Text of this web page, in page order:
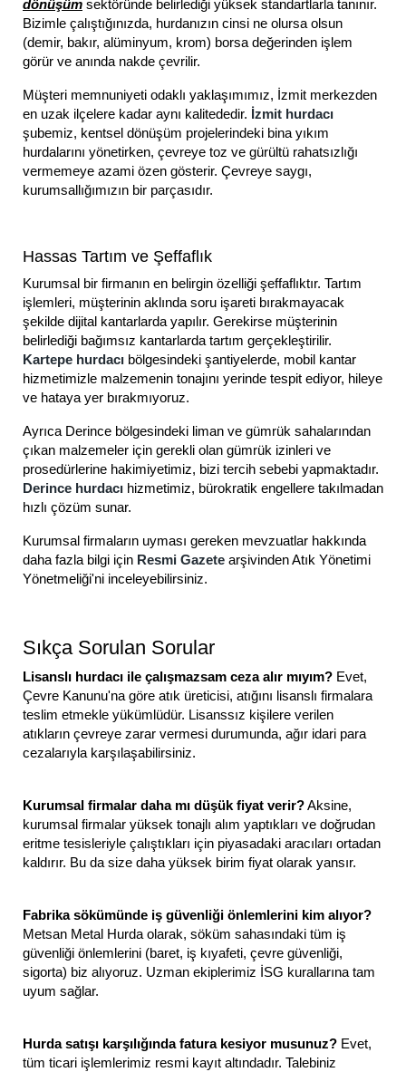
dönüşüm sektöründe belirlediği yüksek standartlarla tanınır.
Bizimle çalıştığınızda, hurdanızın cinsi ne olursa olsun
(demir, bakır, alüminyum, krom) borsa değerinden işlem
görür ve anında nakde çevrilir.
Müşteri memnuniyeti odaklı yaklaşımımız, İzmit merkezden
en uzak ilçelere kadar aynı kalitededir. İzmit hurdacı
şubemiz, kentsel dönüşüm projelerindeki bina yıkım
hurdalarını yönetirken, çevreye toz ve gürültü rahatsızlığı
vermemeye azami özen gösterir. Çevreye saygı,
kurumsallığımızın bir parçasıdır.
Hassas Tartım ve Şeffaflık
Kurumsal bir firmanın en belirgin özelliği şeffaflıktır. Tartım
işlemleri, müşterinin aklında soru işareti bırakmayacak
şekilde dijital kantarlarda yapılır. Gerekirse müşterinin
belirlediği bağımsız kantarlarda tartım gerçekleştirilir.
Kartepe hurdacı bölgesindeki şantiyelerde, mobil kantar
hizmetimizle malzemenin tonajını yerinde tespit ediyor, hileye
ve hataya yer bırakmıyoruz.
Ayrıca Derince bölgesindeki liman ve gümrük sahalarından
çıkan malzemeler için gerekli olan gümrük izinleri ve
prosedürlerine hakimiyetimiz, bizi tercih sebebi yapmaktadır.
Derince hurdacı hizmetimiz, bürokratik engellere takılmadan
hızlı çözüm sunar.
Kurumsal firmaların uyması gereken mevzuatlar hakkında
daha fazla bilgi için Resmi Gazete arşivinden Atık Yönetimi
Yönetmeliği'ni inceleyebilirsiniz.
Sıkça Sorulan Sorular
Lisanslı hurdacı ile çalışmazsam ceza alır mıyım? Evet,
Çevre Kanunu'na göre atık üreticisi, atığını lisanslı firmalara
teslim etmekle yükümlüdür. Lisanssız kişilere verilen
atıkların çevreye zarar vermesi durumunda, ağır idari para
cezalarıyla karşılaşabilirsiniz.
Kurumsal firmalar daha mı düşük fiyat verir?Aksine,
kurumsal firmalar yüksek tonajlı alım yaptıkları ve doğrudan
eritme tesisleriyle çalıştıkları için piyasadaki aracıları ortadan
kaldırır. Bu da size daha yüksek birim fiyat olarak yansır.
Fabrika sökümünde iş güvenliği önlemlerini kim alıyor?
Metsan Metal Hurda olarak, söküm sahasındaki tüm iş
güvenliği önlemlerini (baret, iş kıyafeti, çevre güvenliği,
sigorta) biz alıyoruz. Uzman ekiplerimiz İSG kurallarına tam
uyum sağlar.
Hurda satışı karşılığında fatura kesiyor musunuz? Evet,
tüm ticari işlemlerimiz resmi kayıt altındadır. Talebiniz